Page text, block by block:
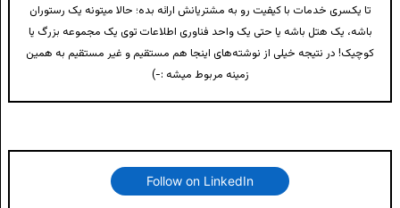
تا یکسری خدمات با کیفیت رو به مشتریانش ارائه بده؛ حالا میتونه یک رستوران
باشه، یک هتل باشه یا حتی یک واحد فناوری اطلاعات توی یک مجموعه بزرگ یا
کوچیک! در نتیجه خیلی از نوشته‌های اینجا هم مستقیم و غیر مستقیم به همین
زمینه مربوط میشه :-)
Follow on LinkedIn